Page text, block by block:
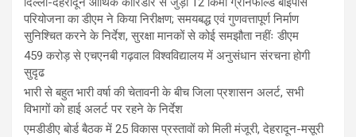
परियोजना का डीएम ने किया निरीक्षण; समयबद्ध एवं गुणवत्तापूर्ण निर्माण
सुनिश्चित करने के निर्देश, सुरक्षा मानकों से कोई समझौता नहींः डीएम
459 करोड़ से एचएनबी गढ़वाल विश्वविद्यालय में अनुसंधान संरचना होगी
सुदृढ
भारी से बहुत भारी वर्षा की चेतावनी के बीच जिला प्रशासन अलर्ट, सभी
विभागों को हाई अलर्ट पर रहने के निर्देश
एमडीडीए बोर्ड बैठक में 25 विकास प्रस्तावों को मिली मंजूरी, देहरादून-मसूरी